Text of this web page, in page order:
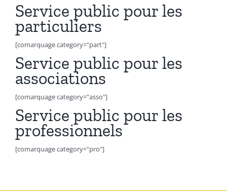
Service public pour les
particuliers
[comarquage category="part"]
Service public pour les
associations
[comarquage category="asso"]
Service public pour les
professionnels
[comarquage category="pro"]